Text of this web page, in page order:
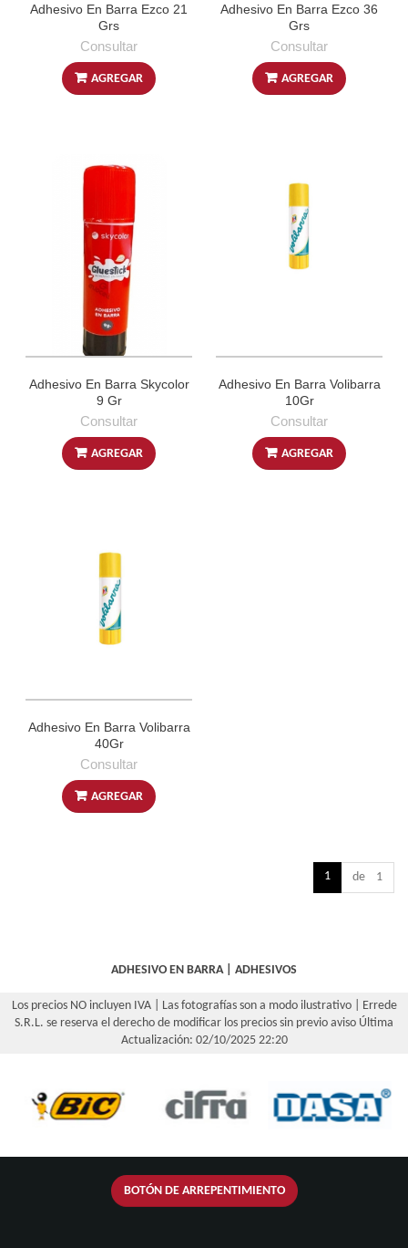
Adhesivo En Barra Ezco 21
Grs
Consultar
AGREGAR
Adhesivo En Barra Ezco 36
Grs
Consultar
AGREGAR
Adhesivo En Barra Skycolor
9 Gr
Consultar
AGREGAR
Adhesivo En Barra Volibarra
10Gr
Consultar
AGREGAR
Adhesivo En Barra Volibarra
40Gr
Consultar
AGREGAR
1 de 1
ADHESIVO EN BARRA| ADHESIVOS
Los precios NO incluyen IVA | Las fotografías son a modo ilustrativo | Errede
S.R.L. se reserva el derecho de modificar los precios sin previo aviso Última
Actualización: 02/10/2025 22:20
BOTÓN DE ARREPENTIMIENTO